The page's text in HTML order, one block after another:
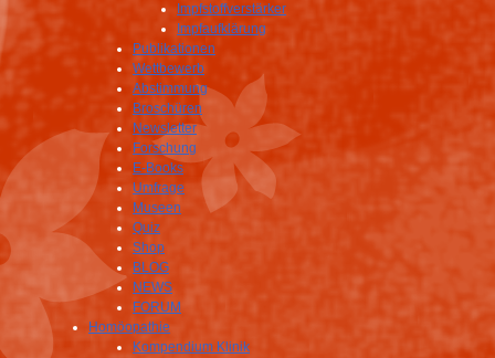
Impfstoffverstärker
Impfaufklärung
Publikationen
Wettbewerb
Abstimmung
Broschüren
Newsletter
Forschung
E-Books
Umfrage
Museen
Quiz
Shop
BLOG
NEWS
FORUM
Homöopathie
Kompendium Klinik